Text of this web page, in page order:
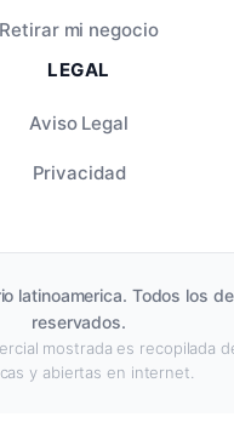
Retirar mi negocio
LEGAL
Aviso Legal
Privacidad
latinoamerica. Todos los
reservados.
mostrada es recopilada
y abiertas en internet.